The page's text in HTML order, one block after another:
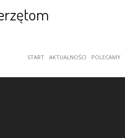
START AKTUALNOŚCI POLECAMY